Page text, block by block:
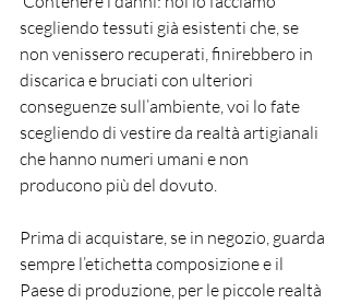
scegliendo tessuti già esistenti che, se
non venissero recuperati, finirebbero in
discarica e bruciati con ulteriori
conseguenze sull’ambiente, voi lo fate
scegliendo di vestire da realtà artigianali
che hanno numeri umani e non
producono più del dovuto.
Prima di acquistare, se in negozio, guarda
sempre l’etichetta composizione e il
Paese di produzione, per le piccole realtà